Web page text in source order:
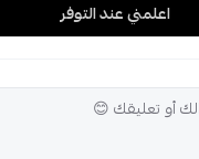
اعلمني عند التوفر